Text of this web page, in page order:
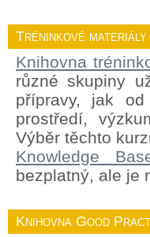
Tréninkové
Knihovna
různé skupiny
přípravy, jak
prostředí,
Výběr těchto
Knowledge
bezplatný, ale je
Knihovna Good